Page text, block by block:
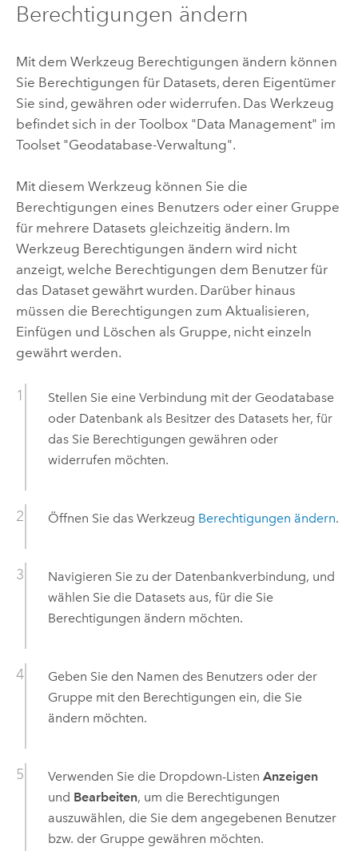
Berechtigungen ändern
Mit dem Werkzeug Berechtigungen ändern können
Sie Berechtigungen für Datasets, deren Eigentümer
Sie sind, gewähren oder widerrufen. Das Werkzeug
befindet sich in der Toolbox "Data Management" im
Toolset "Geodatabase-Verwaltung".
Mit diesem Werkzeug können Sie die
Berechtigungen eines Benutzers oder einer Gruppe
für mehrere Datasets gleichzeitig ändern. Im
Werkzeug Berechtigungen ändern wird nicht
anzeigt, welche Berechtigungen dem Benutzer für
das Dataset gewährt wurden. Darüber hinaus
müssen die Berechtigungen zum Aktualisieren,
Einfügen und Löschen als Gruppe, nicht einzeln
gewährt werden.
Stellen Sie eine Verbindung mit der Geodatabase
oder Datenbank als Besitzer des Datasets her, für
das Sie Berechtigungen gewähren oder
widerrufen möchten.
Öffnen Sie das Werkzeug Berechtigungen ändern.
Navigieren Sie zu der Datenbankverbindung, und
wählen Sie die Datasets aus, für die Sie
Berechtigungen ändern möchten.
Geben Sie den Namen des Benutzers oder der
Gruppe mit den Berechtigungen ein, die Sie
ändern möchten.
Verwenden Sie die Dropdown-Listen Anzeigen
und Bearbeiten, um die Berechtigungen
auszuwählen, die Sie dem angegebenen Benutzer
bzw. der Gruppe gewähren möchten.